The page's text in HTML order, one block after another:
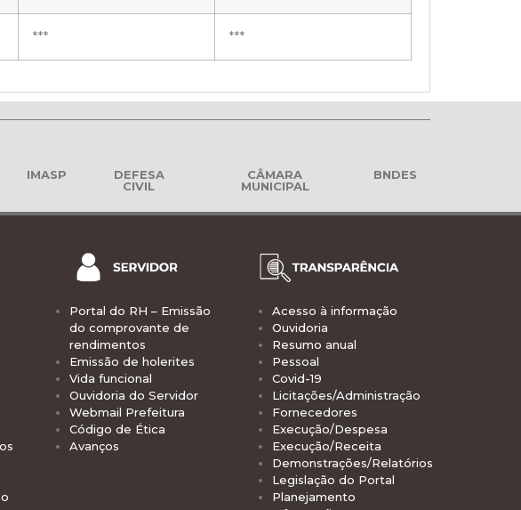
*** ***
IMASP
DEFESA
CIVIL
CÂMARA
MUNICIPAL
BNDES
Portal do RH – Emissão
do comprovante de
rendimentos
Emissão de holerites
Vida funcional
Ouvidoria do Servidor
Webmail Prefeitura
Código de Ética
Avanços
Acesso à informação
Ouvidoria
Resumo anual
Pessoal
Covid-19
Licitações/Administração
Fornecedores
Execução/Despesa
Execução/Receita
Demonstrações/Relatórios
Legislação do Portal
Planejamento